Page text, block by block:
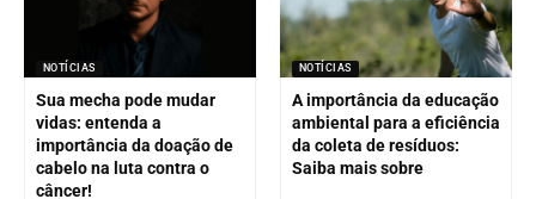
NOTÍCIAS
Sua mecha pode mudar
vidas: entenda a
importância da doação de
cabelo na luta contra o
câncer!
NOTÍCIAS
A importância da educação
ambiental para a eficiência
da coleta de resíduos:
Saiba mais sobre